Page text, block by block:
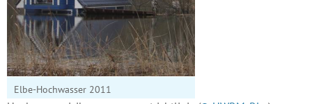
Elbe-Hochwasser 2011